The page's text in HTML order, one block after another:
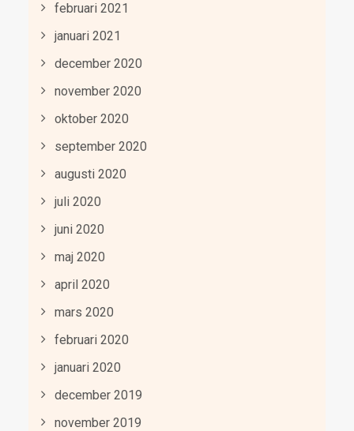
februari 2021
januari 2021
december 2020
november 2020
oktober 2020
september 2020
augusti 2020
juli 2020
juni 2020
maj 2020
april 2020
mars 2020
februari 2020
januari 2020
december 2019
november 2019